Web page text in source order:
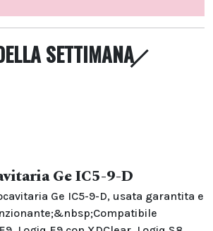
SETTIMANA
Ge IC5-9-D
Ge IC5-9-D, usata garantita e